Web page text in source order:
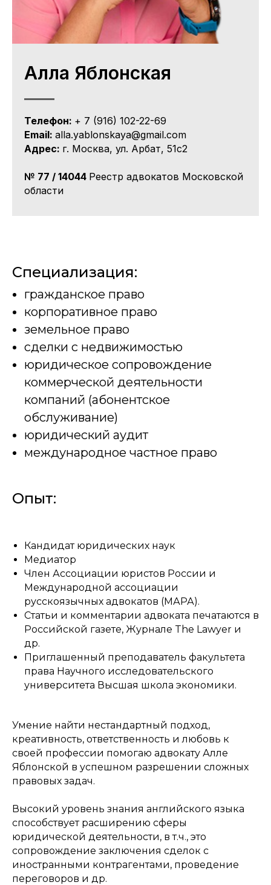
Алла Яблонская
Телефон: + 7 (916) 102-22-69
Email: alla.yablonskaya@gmail.com
Адрес: г. Москва, ул. Арбат, 51с2
№ 77 / 14044 Реестр адвокатов Московской
области
Специализация:
гражданское право
корпоративное право
земельное право
сделки с недвижимостью
юридическое сопровождение
коммерческой деятельности
компаний (абонентское
обслуживание)
юридический аудит
международное частное право
Опыт:
Кандидат юридических наук
Медиатор
Член Ассоциации юристов России и
Международной ассоциации
русскоязычных адвокатов (МАРА).
Статьи и комментарии адвоката печатаются в
Российской газете, Журнале The Lawyer и
др.
Приглашенный преподаватель факультета
права Научного исследовательского
университета Высшая школа экономики.
Умение найти нестандартный подход,
креативность, ответственность и любовь к
своей профессии помогаю адвокату Алле
Яблонской в успешном разрешении сложных
правовых задач.
Высокий уровень знания английского языка
способствует расширению сферы
юридической деятельности, в т.ч., это
сопровождение заключения сделок с
иностранными контрагентами, проведение
переговоров и др.